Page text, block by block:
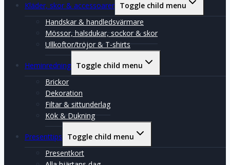
Kläder, skor & accessoarer Toggle child menu
Handskar & handledsvärmare
Mössor, halsdukar, sockor & skor
Ullkoftor/tröjor & T-shirts
Heminredning Toggle child menu
Brickor
Dekoration
Filtar & sittunderlag
Kök & Dukning
Presenttips
Toggle child menu
Presentkort